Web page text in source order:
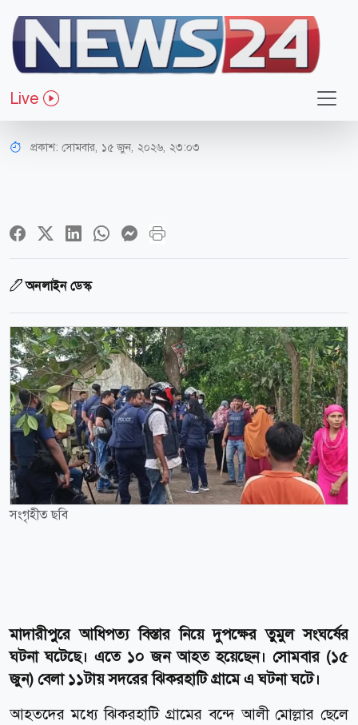
Live
সারাদেশ
আধিপত্য বিস্তার নিয়ে দুপক্ষের তুমুল
সংঘর্ষ, আহত ১০
প্রকাশ: সোমবার, ১৫ জুন, ২০২৬, ২৩:০৩
অনলাইন ডেস্ক
সংগৃহীত ছবি
মাদারীপুরে আধিপত্য বিস্তার নিয়ে দুপক্ষের তুমুল সংঘর্ষের
ঘটনা ঘটেছে। এতে ১০ জন আহত হয়েছেন। সোমবার (১৫
জুন) বেলা ১১টায় সদরের ঝিকরহাটি গ্রামে এ ঘটনা ঘটে।
আহতদের মধ্যে ঝিকরহাটি গ্রামের বন্দে আলী মোল্লার ছেলে